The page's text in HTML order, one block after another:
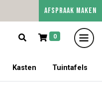
Persoonlijk advies op
AFSPRAAK MAKEN
0
met stoelen!
Kasten Tuintafels